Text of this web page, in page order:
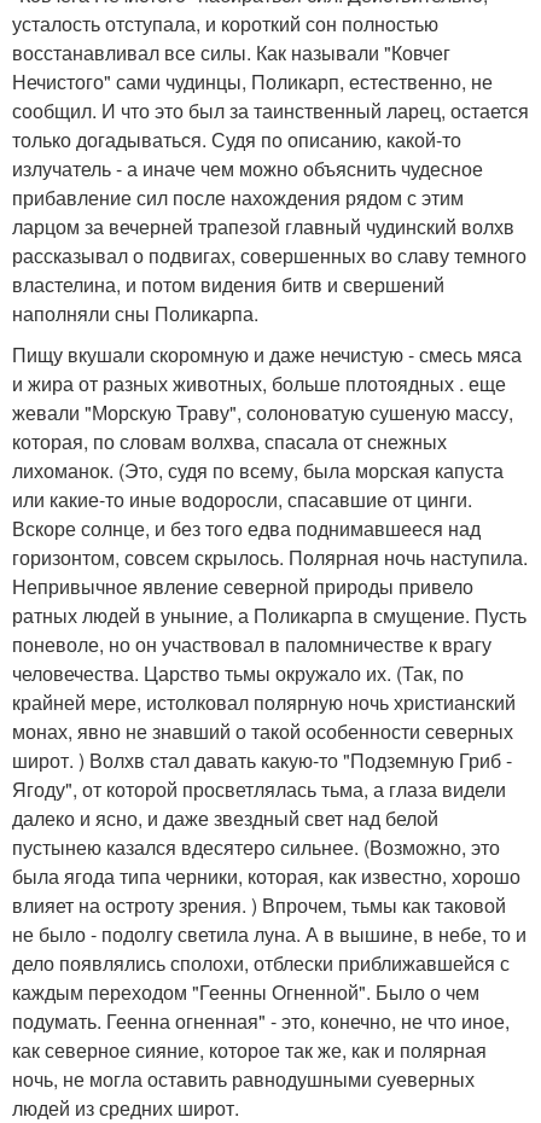
усталость отступала, и короткий сон полностью
восстанавливал все силы. Как называли "Ковчег
Нечистого" сами чудинцы, Поликарп, естественно, не
сообщил. И что это был за таинственный ларец, остается
только догадываться. Судя по описанию, какой-то
излучатель - а иначе чем можно объяснить чудесное
прибавление сил после нахождения рядом с этим
ларцом за вечерней трапезой главный чудинский волхв
рассказывал о подвигах, совершенных во славу темного
властелина, и потом видения битв и свершений
наполняли сны Поликарпа.
Пищу вкушали скоромную и даже нечистую - смесь мяса
и жира от разных животных, больше плотоядных . еще
жевали "Морскую Траву", солоноватую сушеную массу,
которая, по словам волхва, спасала от снежных
лихоманок. (Это, судя по всему, была морская капуста
или какие-то иные водоросли, спасавшие от цинги.
Вскоре солнце, и без того едва поднимавшееся над
горизонтом, совсем скрылось. Полярная ночь наступила.
Непривычное явление северной природы привело
ратных людей в уныние, а Поликарпа в смущение. Пусть
поневоле, но он участвовал в паломничестве к врагу
человечества. Царство тьмы окружало их. (Так, по
крайней мере, истолковал полярную ночь христианский
монах, явно не знавший о такой особенности северных
широт. ) Волхв стал давать какую-то "Подземную Гриб -
Ягоду", от которой просветлялась тьма, а глаза видели
далеко и ясно, и даже звездный свет над белой
пустынею казался вдесятеро сильнее. (Возможно, это
была ягода типа черники, которая, как известно, хорошо
влияет на остроту зрения. ) Впрочем, тьмы как таковой
не было - подолгу светила луна. А в вышине, в небе, то и
дело появлялись сполохи, отблески приближавшейся с
каждым переходом "Геенны Огненной". Было о чем
подумать. Геенна огненная" - это, конечно, не что иное,
как северное сияние, которое так же, как и полярная
ночь, не могла оставить равнодушными суеверных
людей из средних широт.